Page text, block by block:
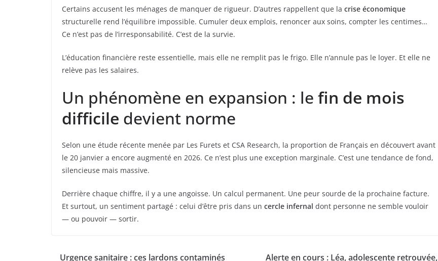
Certains accusent les ménages de manquer de rigueur. D’autres rappellent que la crise économique
structurelle rend l’équilibre impossible. Cumuler deux emplois, renoncer aux soins, compter les centimes…
Ce n’est pas de l’irresponsabilité. C’est de la survie.
L’éducation financière reste essentielle, mais elle ne remplit pas le frigo. Elle n’annule pas le loyer. Et elle ne
relève pas les salaires.
Un phénomène en expansion : le fin de mois
difficile devient norme
Selon une étude récente menée par Les Furets et CSA Research, la proportion de Français en découvert avant
le 20 janvier a encore augmenté en 2026. Ce n’est plus une exception marginale. C’est une tendance de fond,
silencieuse mais massive.
Derrière chaque chiffre, il y a une angoisse. Un calcul permanent. Une peur sourde de la prochaine facture.
Et surtout, un sentiment partagé : celui d’être pris dans un cercle infernal dont personne ne semble vouloir
— ou pouvoir — sortir.
Urgence sanitaire : ces lardons contaminés Alerte en cours : Léa, adolescente retrouvée,